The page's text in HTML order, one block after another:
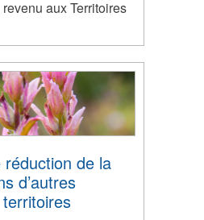
aux Territoires
réduction de la
d’autres